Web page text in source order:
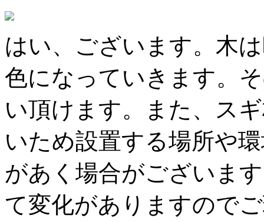
はい、ございます。木
色になっていきます。
い頂けます。また、ス
いため設置する場所や
があく場合がございま
て変化がありますので